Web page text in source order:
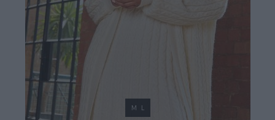
M L